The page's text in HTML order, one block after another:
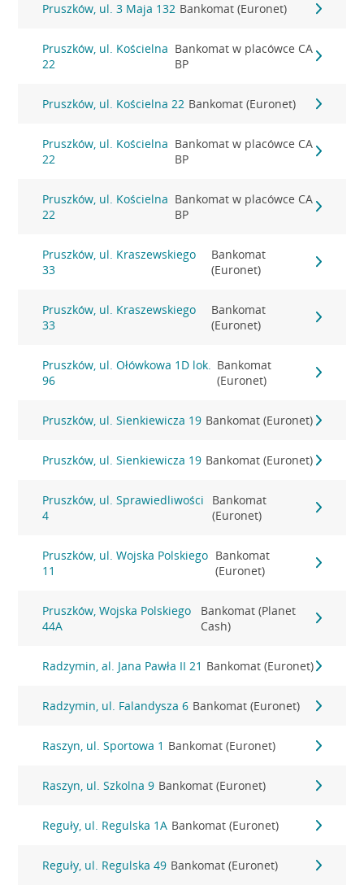
Pruszków, ul. 3 Maja 132 Bankomat (Euronet)
Pruszków, ul. Kościelna
22
Bankomat w placówce CA
BP
Pruszków, ul. Kościelna 22 Bankomat (Euronet)
Pruszków, ul. Kościelna
22
Bankomat w placówce CA
BP
Pruszków, ul. Kościelna
22
Bankomat w placówce CA
BP
Pruszków, ul. Kraszewskiego
33
Bankomat
(Euronet)
Pruszków, ul. Kraszewskiego
33
Bankomat
(Euronet)
Pruszków, ul. Ołówkowa 1D lok.
96
Bankomat
(Euronet)
Pruszków, ul. Sienkiewicza 19 Bankomat (Euronet)
Pruszków, ul. Sienkiewicza 19 Bankomat (Euronet)
Pruszków, ul. Sprawiedliwości
4
Bankomat
(Euronet)
Pruszków, ul. Wojska Polskiego
11
Bankomat
(Euronet)
Pruszków, Wojska Polskiego
44A
Bankomat (Planet
Cash)
Radzymin, al. Jana Pawła II 21 Bankomat (Euronet)
Radzymin, ul. Falandysza 6 Bankomat (Euronet)
Raszyn, ul. Sportowa 1 Bankomat (Euronet)
Raszyn, ul. Szkolna 9 Bankomat (Euronet)
Reguły, ul. Regulska 1A Bankomat (Euronet)
Reguły, ul. Regulska 49 Bankomat (Euronet)